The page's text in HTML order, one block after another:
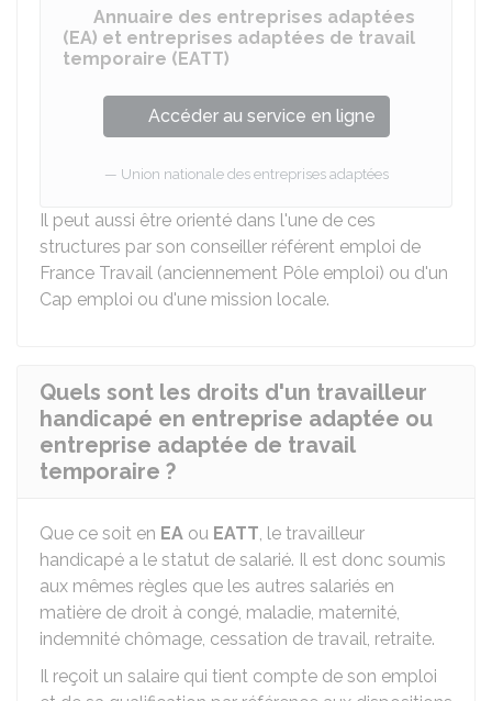
Annuaire des entreprises adaptées
(EA) et entreprises adaptées de travail
temporaire (EATT)
Accéder au service en ligne
Union nationale des entreprises adaptées
Il peut aussi être orienté dans l'une de ces
structures par son conseiller référent emploi de
France Travail (anciennement Pôle emploi) ou d'un
Cap emploi ou d'une mission locale.
Quels sont les droits d'un travailleur
handicapé en entreprise adaptée ou
entreprise adaptée de travail
temporaire ?
Que ce soit en EA ou EATT, le travailleur
handicapé a le statut de salarié. Il est donc soumis
aux mêmes règles que les autres salariés en
matière de droit à congé, maladie, maternité,
indemnité chômage, cessation de travail, retraite.
Il reçoit un salaire qui tient compte de son emploi